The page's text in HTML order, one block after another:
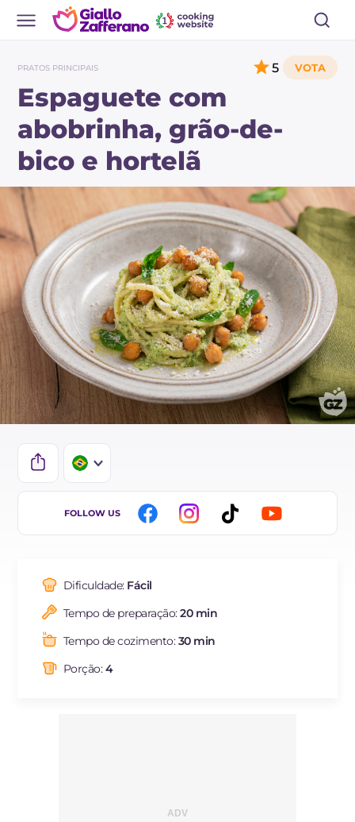
PRATOS PRINCIPAIS
Espaguete com
abobrinha, grão-de-
bico e hortelã
5
IT
ES
FR
NL
FOLLOW US
Dificuldade: Fácil
Tempo de preparação:20 min
Tempo de cozimento:30 min
Porção:4